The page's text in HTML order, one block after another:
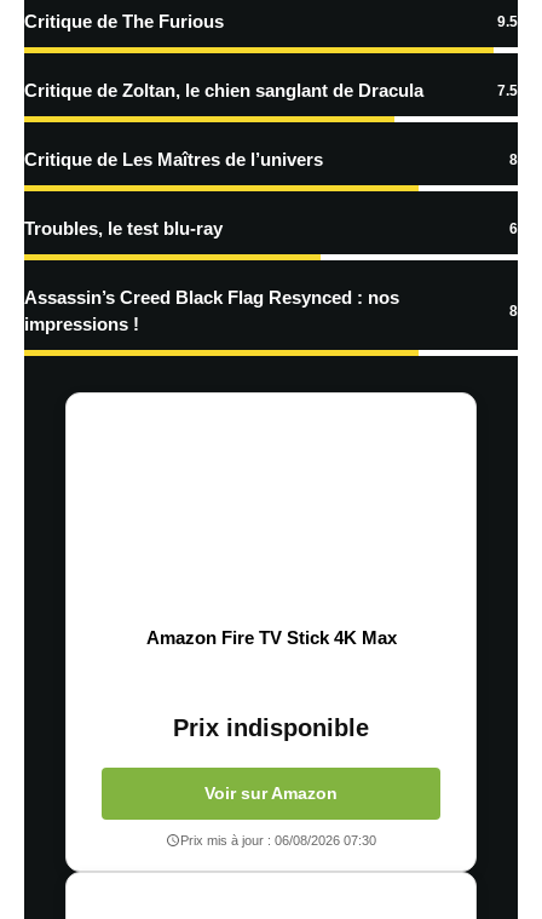
En savoir
traitées
Critique de The Furious 9.5
Critique de Zoltan, le chien sanglant de Dracula 7.5
Critique de Les Maîtres de l’univers 8
Troubles, le test blu-ray 6
Assassin’s Creed Black Flag Resynced : nos
impressions !
8
Amazon Fire TV Stick 4K Max
Prix indisponible
Voir sur Amazon
Prix mis à jour : 06/08/2026 07:30